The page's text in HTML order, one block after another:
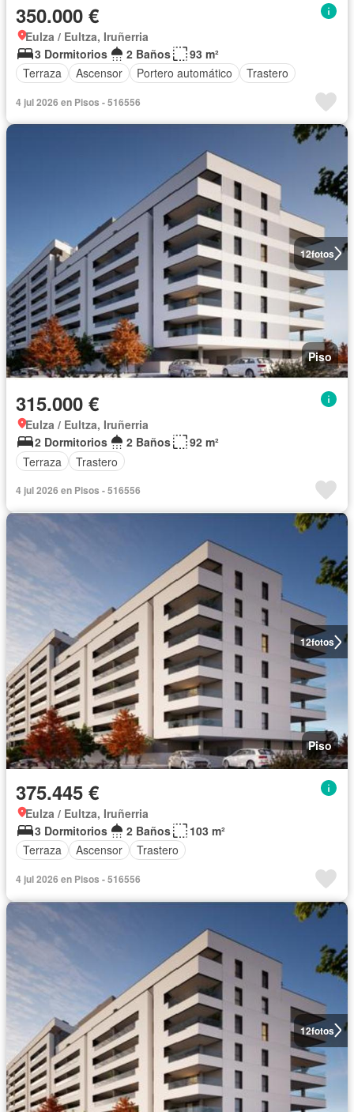
350.000 €
Eulza / Eultza, Iruñerria
3 Dormitorios
2 Baños
93 m²
Terraza
Ascensor Portero automático Trastero
4 jul 2026 en Pisos - 516556
12fotos
Piso
315.000 €
Eulza / Eultza, Iruñerria
2 Dormitorios
2 Baños
92 m²
Terraza
Trastero
4 jul 2026 en Pisos - 516556
12fotos
Piso
375.445 €
Eulza / Eultza, Iruñerria
3 Dormitorios
2 Baños
103 m²
Terraza
Ascensor Trastero
4 jul 2026 en Pisos - 516556
12fotos